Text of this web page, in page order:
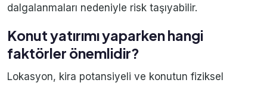
dalgalanmaları nedeniyle risk taşıyabilir.
Konut yatırımı yaparken hangi
faktörler önemlidir?
Lokasyon, kira potansiyeli ve konutun fiziksel